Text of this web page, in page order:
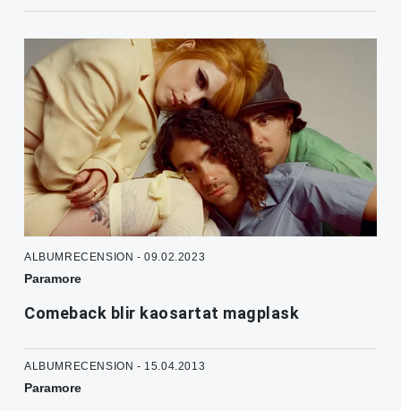
ALBUMRECENSION - 09.02.2023
Paramore
Comeback blir kaosartat magplask
ALBUMRECENSION - 15.04.2013
Paramore